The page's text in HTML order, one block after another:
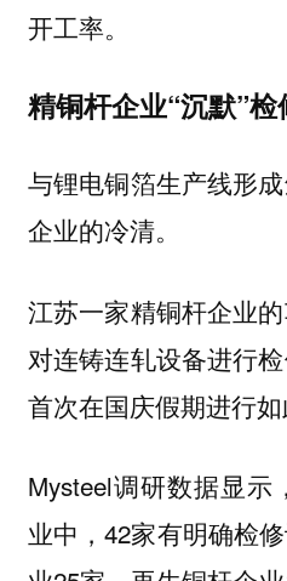
开工率。
精铜杆企业“沉默”检
与锂电铜箔生产线形
企业的冷清。
江苏一家精铜杆企业
对连铸连轧设备进行
首次在国庆假期进行如
Mysteel调研数据显
业中，42家有明确检